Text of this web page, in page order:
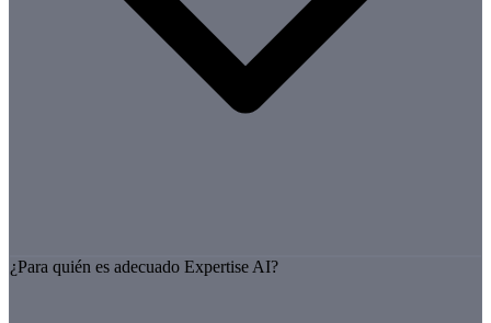
¿Para quién es adecuado Expertise AI?